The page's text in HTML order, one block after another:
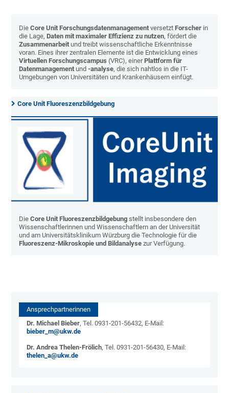
DieCore Unit ForschungsdatenmanagementversetztForscher in
die Lage,Daten mit maximaler Effizienz zu nutzen, fördert die
Zusammenarbeit und treibt wissenschaftliche Erkenntnisse
voran. Eines ihrer zentralen Elemente ist die Entwicklung eines
Virtuellen Forschungscampus (VRC), einerPlattform für
Datenmanagement und-analyse, die sich nahtlos in die IT-
Umgebungen von Universitäten und Krankenhäusern einfügt.
Core Unit Fluoreszenzbildgebung
DieCore Unit Fluoreszenzbildgebung stellt insbesondere den
Wissenschaftlerinnen und Wissenschaftlern an der Universität
und am Universitätsklinikum Würzburg die Technologie für die
Fluoreszenz-Mikroskopie und Bildanalyse zur Verfügung.
Ansprechpartnerinnen
Dr. Michael Bieber, Tel. 0931-201-56432, E-Mail:
bieber_m@ukw.de
Dr. Andrea Thelen-Frölich, Tel. 0931-201-56430, E-Mail:
thelen_a@ukw.de